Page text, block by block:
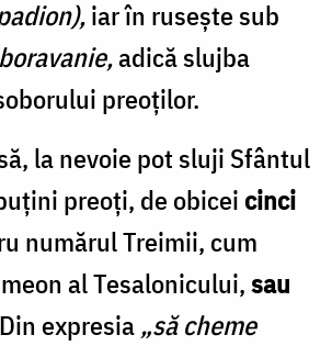
iar în ruseşte sub
adică slujba
preoţilor.
la nevoie pot sluji Sfântul
preoţi, de obiceicinci
numărul Treimii, cum
al Tesalonicului,sau
expresia „să cheme